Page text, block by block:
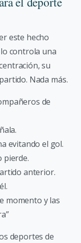
este hecho
controla una
su
Nada más.
de
evitando el gol.
pierde.
anterior.
momento y las
deportes de